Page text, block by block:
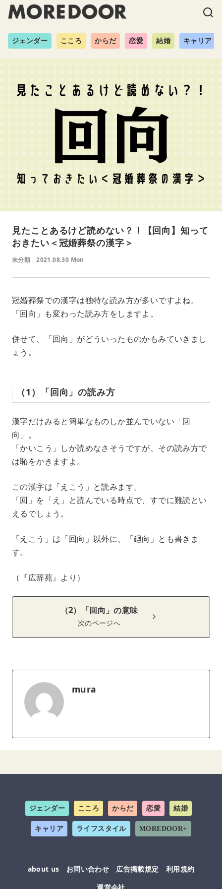
ジェンダー こころ からだ 恋愛 結婚 キャリア
見たことあるけど読めない？！【回向】知って
おきたい＜冠婚葬祭の漢字＞
未分類 2021.08.30 Mon
冠婚葬祭での漢字は独特な読み方が多いですよね。
「回向」も変わった読み方をしますよ。
併せて、「回向」がどういったものかもみていきまし
ょう。
（1）「回向」の読み方
漢字だけみると簡単なものしか並んでいない「回
向」。
「かいこう」しか読めなさそうですが、その読み方で
は恥をかきますよ。
この漢字は「えこう」と読みます。
「回」を「え」と読んでいる時点で、すでに難読とい
えるでしょう。
「えこう」は「回向」以外に、「廻向」とも書きま
す。
（『広辞苑』より）
（2）「回向」の意味
次のページへ
mura
ジェンダー こころ からだ 恋愛 結婚
キャリア ライフスタイル MOREDOOR+
about us お問い合わせ 広告掲載規定
利用規約